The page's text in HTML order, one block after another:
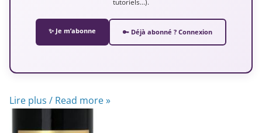
tutoriels…).
✨ Je m’abonne 🔑 Déjà abonné ? Connexion
Lire plus / Read more »